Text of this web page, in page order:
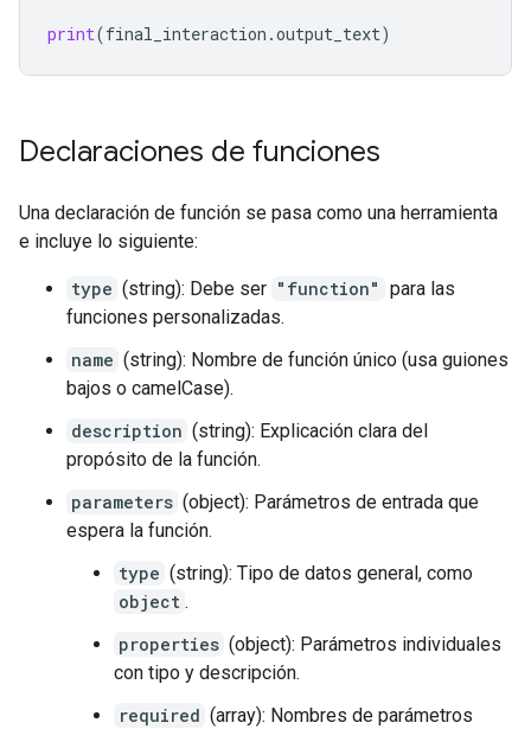
print(final_interaction .output_text)
Declaraciones de funciones
Una declaración de función se pasa como una herramienta
e incluye lo siguiente:
type (string): Debe ser "function" para las
funciones personalizadas.
name (string): Nombre de función único (usa guiones
bajos o camelCase).
description (string): Explicación clara del
propósito de la función.
parameters (object): Parámetros de entrada que
espera la función.
type (string): Tipo de datos general, como
object .
properties (object): Parámetros individuales
con tipo y descripción.
required (array): Nombres de parámetros